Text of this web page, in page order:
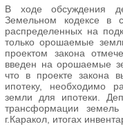
В ходе обсуждения
Земельном кодексе в
распределенных на
только орошаемые
проектом закона
введен на орошаемые
что в проекте закона
ипотеку, необходимо
земли для ипотеки.
трансформации
г.Каракол, итогах